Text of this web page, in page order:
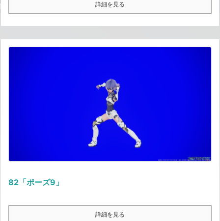
詳細を見る
82「ポーズ9」
詳細を見る